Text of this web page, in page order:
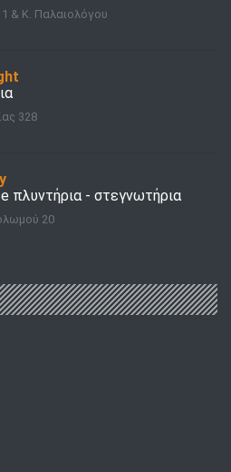
& Κ. Παλαιολόγου
328
πλυντήρια - στεγνωτήρια
20